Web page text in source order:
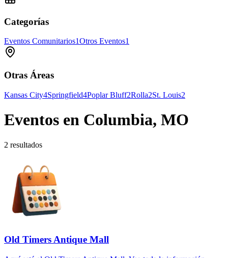
Categorías
Eventos Comunitarios1Otros Eventos1
Otras Áreas
Kansas City4Springfield4Poplar Bluff2Rolla2St. Louis2
Eventos en Columbia, MO
2 resultados
Old Timers Antique Mall